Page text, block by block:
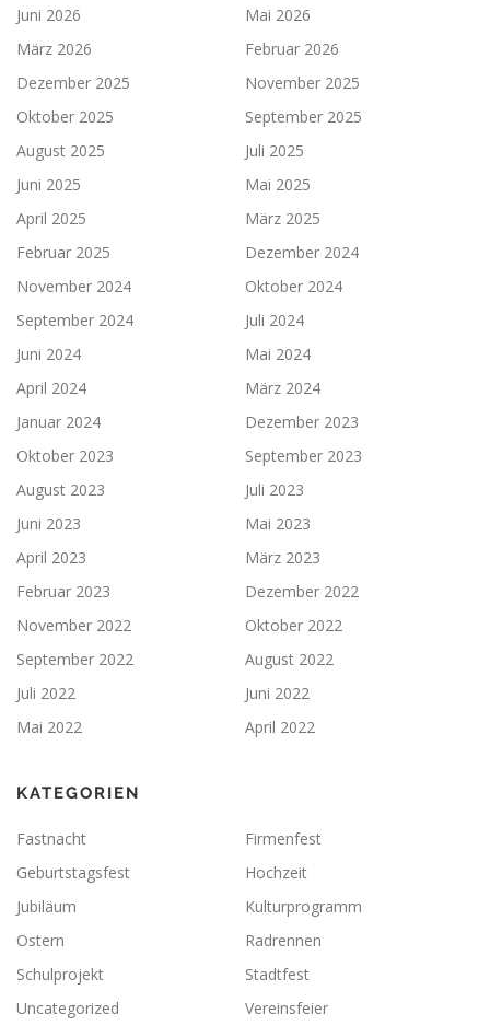
Juni 2026
Mai 2026
März 2026
Februar 2026
Dezember 2025
November 2025
Oktober 2025
September 2025
August 2025
Juli 2025
Juni 2025
Mai 2025
April 2025
März 2025
Februar 2025
Dezember 2024
November 2024
Oktober 2024
September 2024
Juli 2024
Juni 2024
Mai 2024
April 2024
März 2024
Januar 2024
Dezember 2023
Oktober 2023
September 2023
August 2023
Juli 2023
Juni 2023
Mai 2023
April 2023
März 2023
Februar 2023
Dezember 2022
November 2022
Oktober 2022
September 2022
August 2022
Juli 2022
Juni 2022
Mai 2022
April 2022
KATEGORIEN
Fastnacht
Firmenfest
Geburtstagsfest
Hochzeit
Jubiläum
Kulturprogramm
Ostern
Radrennen
Schulprojekt
Stadtfest
Uncategorized
Vereinsfeier